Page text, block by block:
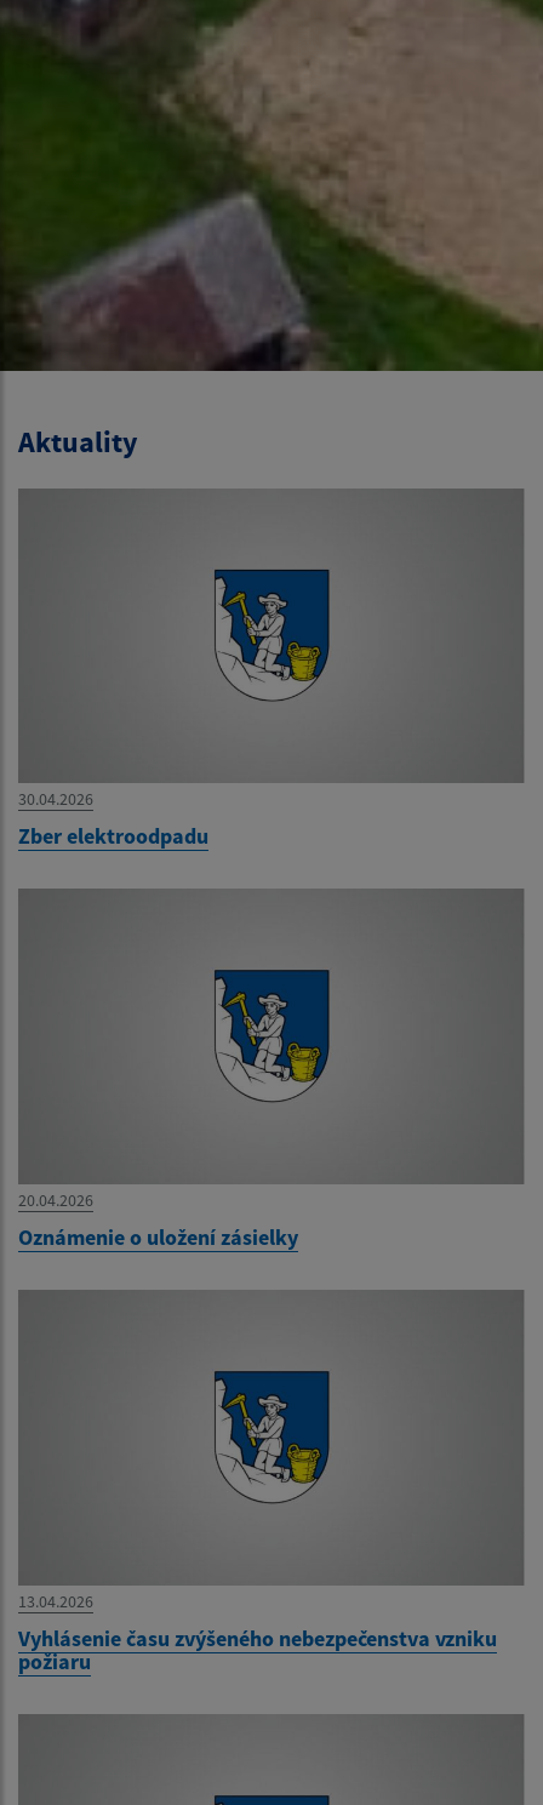
Aktuality
30.04.2026
Zber elektroodpadu
20.04.2026
Oznámenie o uložení zásielky
13.04.2026
Vyhlásenie času zvýšeného nebezpečenstva vzniku
požiaru